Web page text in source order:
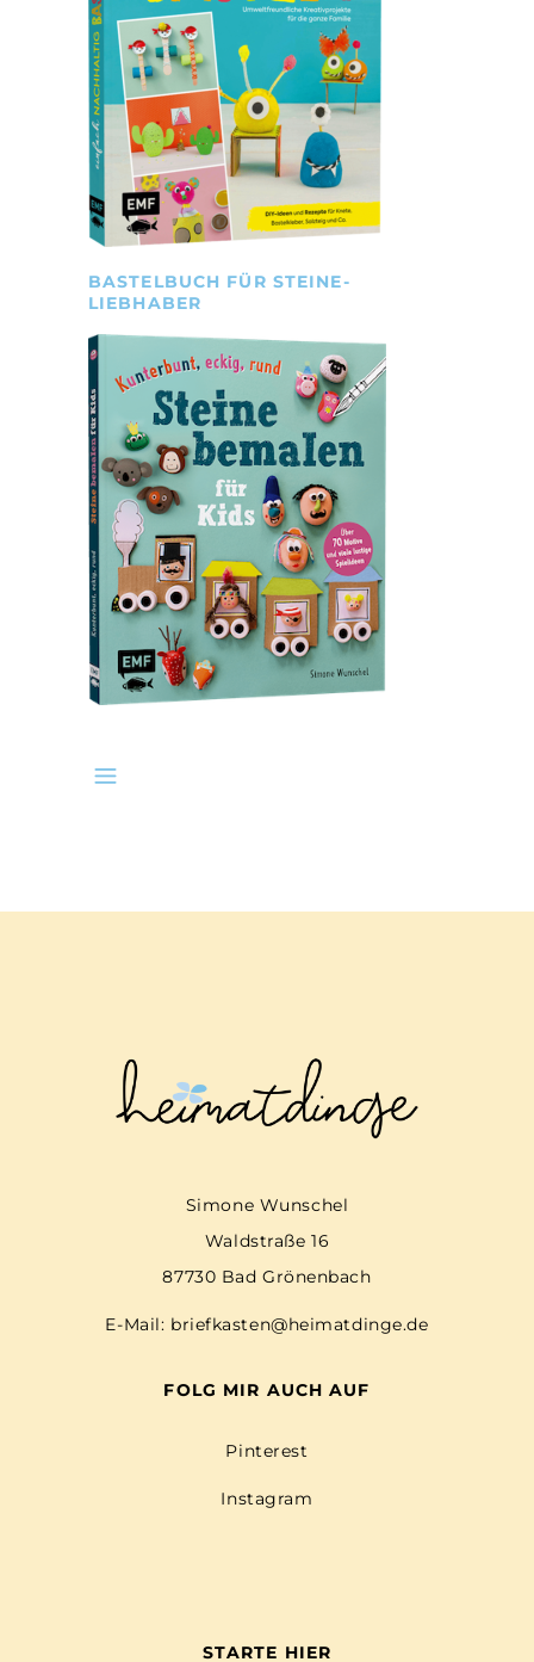
BASTELBUCH FÜR STEINE-
LIEBHABER
Simone Wunschel
Waldstraße 16
87730 Bad Grönenbach
E-Mail: briefkasten@heimatdinge.de
FOLG MIR AUCH AUF
Pinterest
Instagram
STARTE HIER